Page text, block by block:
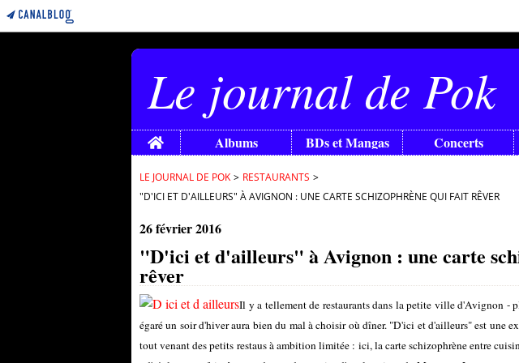
Le journal de Pok
Home Albums BDs et Mangas Concerts
LE JOURNAL DE POK > RESTAURANTS >
"D'ICI ET D'AILLEURS" À AVIGNON : UNE CARTE SCHIZOPHRÈNE QUI FAIT RÊVER
26 février 2016
"D'ici et d'ailleurs" à Avignon : une carte
rêver
Il y a tellement de restaurants dans la petite ville d'Avignon -
égaré un soir d'hiver aura bien du mal à choisir où dîner. "D'ici et d'ailleurs" est une
tout venant des petits restaus à ambition limitée : ici, la carte schizophrène entre